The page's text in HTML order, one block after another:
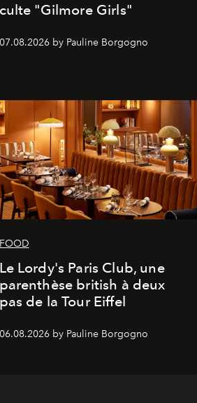
culte "Gilmore Girls"
07.08.2026 by Pauline Borgogno
FOOD
Le Lordy's Paris Club, une
parenthèse british à deux
pas de la Tour Eiffel
06.08.2026 by Pauline Borgogno